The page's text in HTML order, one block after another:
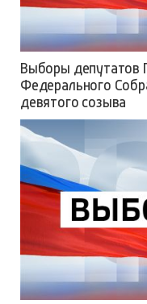
Выборы депутатов
Федерального
девятого созыва